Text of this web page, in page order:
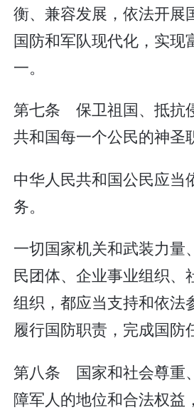
衡、兼容发展，依法开展
国防和军队现代化，实现
一。
第七条 保卫祖国、抵抗
共和国每一个公民的神圣
中华人民共和国公民应当
务。
一切国家机关和武装力量
民团体、企业事业组织、
组织，都应当支持和依法
履行国防职责，完成国防
第八条 国家和社会尊重
障军人的地位和合法权益